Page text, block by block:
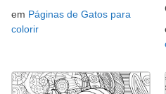
em Páginas de Gatos para
colorir